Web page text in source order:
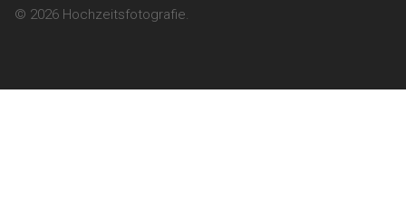
© 2026 Hochzeitsfotografie.